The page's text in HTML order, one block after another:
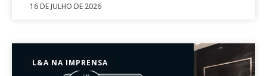
16 DE JULHO DE 2026
L&A NA IMPRENSA